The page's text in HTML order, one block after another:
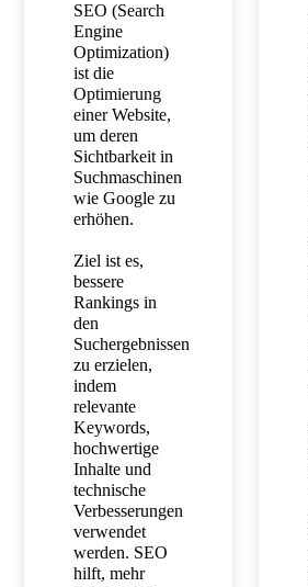
SEO (Search
Engine
Optimization)
ist die
Optimierung
einer Website,
um deren
Sichtbarkeit in
Suchmaschinen
wie Google zu
erhöhen.
Ziel ist es,
bessere
Rankings in
den
Suchergebnissen
zu erzielen,
indem
relevante
Keywords,
hochwertige
Inhalte und
technische
Verbesserungen
verwendet
werden. SEO
hilft, mehr